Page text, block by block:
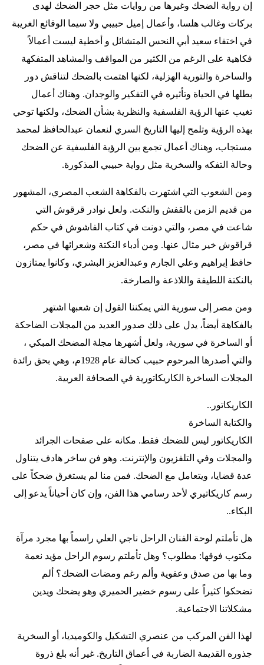
إن رواية الضحك وغيرها من روايات مثل حجر الضحك لهدى
بركات وغالب هلسا، وأعمال إميل حبيبي ولا سيما الوقائع الغريبة
في اختفاء سعيد أبي النحس المتشائل و أخطية ليست أعمالاً
فكاهية على الرغم من الكثير من المواقف والمشاهد المتفكهة
والساخرة والتورية الهزلية، لكنها اهتمت بالضحك لتناقش دور
بطلها في الحياة وتأثيره في التفكير والوجدان. وهناك أعمال
تغيب عنها الرؤية الفلسفية والنظرية بشأن الضحك، ولكنها توحي
بهذه الرؤية وتلمح إليها التاريخ السري لنعمان عبدالحافظ لمحمد
مستجاب، وهناك أعمال تجمع بين الرؤية الفلسفية عن الضحك
وحالة التفكه والسخرية مثل رواية حبيبي المذكورة.
ومن الشعوب التي اشتهرت بالفكاهة الشعب المصري، المشهور
من قديم الزمن بالقفش والنكت. ولعل نوادر قرقوش التي
شاعت في مصر، والتي دونت في كتاب الفاشوش في حكم
قراقوش خير مثال عنها. ومن أدباء النكتة وشعرائها في مصر،
حافظ إبراهيم وعلي الجارم وعبدالعزيز البشري، وكانوا يمتازون
بالنكتة اللطيفة واللاذعة والصارخة.
ومن مصر إلى سورية التي يمكننا القول إن شعبها اشتهر
بالفكاهة أيضاً، يدل على ذلك صدور العديد من المجلات الضاحكة
أو الساخرة في سورية، ولعل أشهرها مجلة المضحك المبكي ،
والتي أصدرها المرحوم حبيب كحالة عام 1928م، وهي بحق رائدة
المجلات الساخرة الكاريكاتورية في الصحافة العربية.
الكاريكاتور..
والكتابة الساخرة
الكاريكاتور ليس للضحك فقط. مكانه على صفحات الجرائد
والمجلات وفي التلفزيون والإنترنت. وهو فن ساخر هادف يتناول
عدة قضايا، ويتعامل مع الضحك. فمن منا لم يستغرق ضحكاً على
رسم كاريكاتيري لأحد رسامي هذا الفن، وإن كان أحياناً يدعو إلى
البكاء..
هل تأملتم لوحة الفنان الراحل ناجي العلي راسماً بها مجرد مرآة
مكتوب فوقها: مطلوب؟ وهل تأملتم رسوم الراحل مؤيد نعمة
وما بها من صدق وعفوية وألم رغم ومضات الضحك؟ ألم
تضحكوا كثيراً على رسوم خضير الحميري وهو يضحك ويدين
مشكلاتنا الاجتماعية.
لهذا الفن المركب من عنصري التشكيل والكوميديا، أو السخرية
جذوره القديمة الضاربة في أعماق التاريخ. غير أنه بلغ ذروة